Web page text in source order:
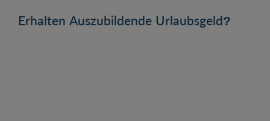
Erhalten Auszubildende Urlaubsgeld?